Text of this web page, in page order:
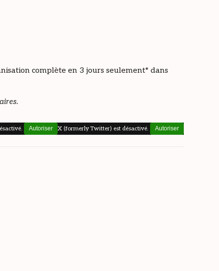
complète en 3 jours seulement* dans
X (formerly Twitter) est désactivé. Autoriser
Autoriser